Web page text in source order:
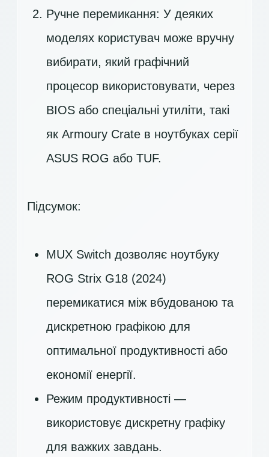
Ручне перемикання: У деяких
моделях користувач може вручну
вибирати, який графічний
процесор використовувати, через
BIOS або спеціальні утиліти, такі
як Armoury Crate в ноутбуках серії
ASUS ROG або TUF.
Підсумок:
MUX Switch дозволяє ноутбуку
ROG Strix G18 (2024)
перемикатися між вбудованою та
дискретною графікою для
оптимальної продуктивності або
економії енергії.
Режим продуктивності —
використовує дискретну графіку
для важких завдань.